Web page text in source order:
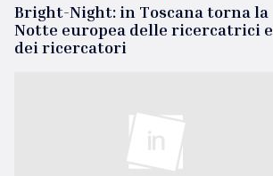
Bright-Night: in Toscana torna la
Notte europea delle ricercatrici e
dei ricercatori